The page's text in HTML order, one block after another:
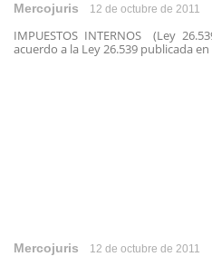
Mercojuris 12 de octubre de 2011
IMPUESTOS INTERNOS (Ley
acuerdo a la Ley 26.539 publicada en
Mercojuris 12 de octubre de 2011